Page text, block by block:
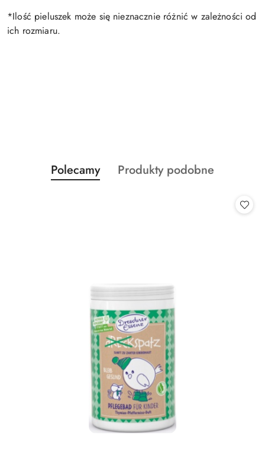
*Ilość pieluszek może się nieznacznie różnić w zależności od
ich rozmiaru.
Pomiń karuzelę produktów
Produkty
o
Polecamy
Produkty
Produkty podobne